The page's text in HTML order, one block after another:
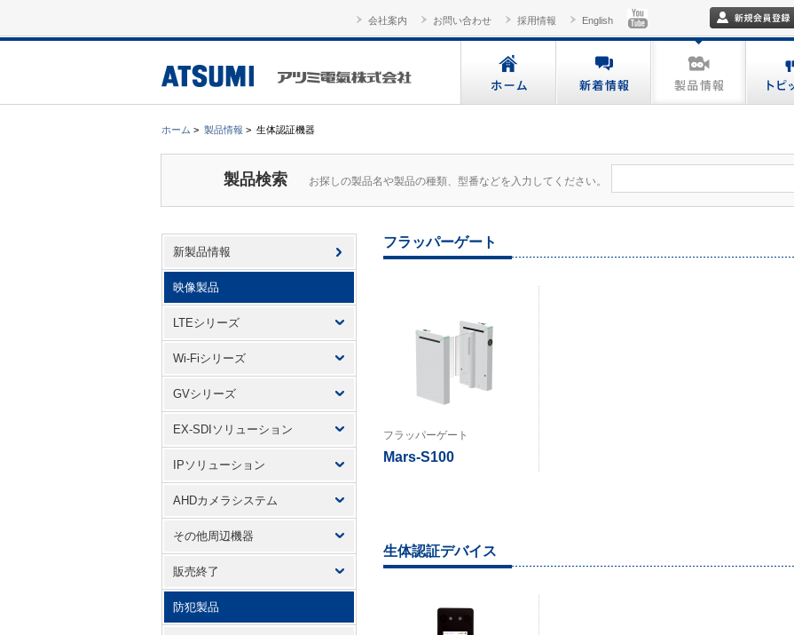
会社案内 お問い合わせ 採用情報 English
ホーム > 製品情報 > 生体認証機器
製品検索 お探しの製品名や製品の種類、型番などを入力してください。
フラッパーゲート
フラッパーゲート
Mars-S100
生体認証デバイス
新製品情報
映像製品
LTEシリーズ
Wi-Fiシリーズ
GVシリーズ
EX-SDIソリューション
IPソリューション
AHDカメラシステム
その他周辺機器
販売終了
防犯製品